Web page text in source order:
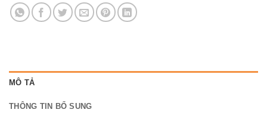
MÔ TẢ
THÔNG TIN BỔ SUNG